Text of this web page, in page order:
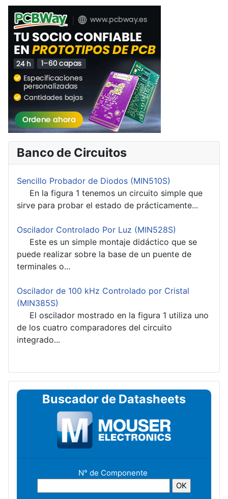
Banco de Circuitos
Sencillo Probador de Diodos (MIN510S)
En la figura 1 tenemos un circuito simple que
sirve para probar el estado de prácticamente...
Oscilador Controlado Por Luz (MIN528S)
Este es un simple montaje didáctico que se
puede realizar sobre la base de un puente de
terminales o...
Oscilador de 100 kHz Controlado por Cristal
(MIN385S)
El oscilador mostrado en la figura 1 utiliza uno
de los cuatro comparadores del circuito
integrado...
Buscador de Datasheets
N° de Componente